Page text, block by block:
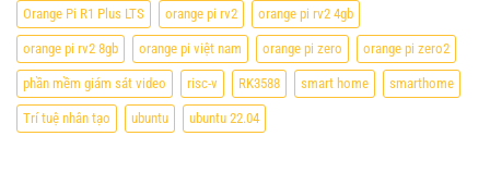
Orange Pi R1 Plus LTS orange pi rv2 orange pi rv2 4gb
orange pi rv2 8gb orange pi việt nam orange pi zero orange pi zero2
phần mềm giám sát video risc-v RK3588 smart home smarthome
Trí tuệ nhân tạo ubuntu ubuntu 22.04